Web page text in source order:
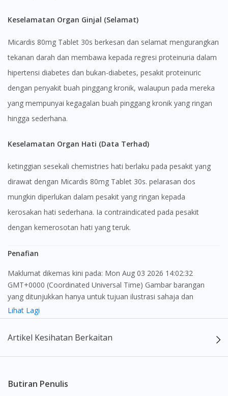
Keselamatan Organ Ginjal (Selamat)
Micardis 80mg Tablet 30s berkesan dan selamat mengurangkan
tekanan darah dan membawa kepada regresi proteinuria dalam
hipertensi diabetes dan bukan-diabetes, pesakit proteinuric
dengan penyakit buah pinggang kronik, walaupun pada mereka
yang mempunyai kegagalan buah pinggang kronik yang ringan
hingga sederhana.
Keselamatan Organ Hati (Data Terhad)
ketinggian sesekali chemistries hati berlaku pada pesakit yang
dirawat dengan Micardis 80mg Tablet 30s. pelarasan dos
mungkin diperlukan dalam pesakit yang ringan kepada
kerosakan hati sederhana. Ia contraindicated pada pesakit
dengan kemerosotan hati yang teruk.
Penafian
Maklumat dikemas kini pada: Mon Aug 03 2026 14:02:32
GMT+0000 (Coordinated Universal Time) Gambar barangan
yang ditunjukkan hanya untuk tujuan ilustrasi sahaja dan
mungkin tidak seperti produk yang sebenar
maklumat sahaja, bagi kegunaan para pengamal perubatan dan
bukan bertujuan sebagai rujukan kepada pengguna untuk
seorang pengamal perubatan. Keberkesanan dan kesan
sampingan ubat-ubatan mungkin berbeza dari seorang
Lihat Lagi
Artikel Kesihatan Berkaitan
Butiran Penulis